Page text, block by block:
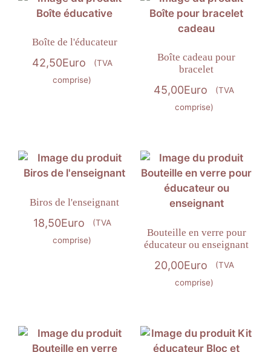
Boîte de l'éducateur
42,50Euro
(TVA
comprise)
Boîte cadeau pour
bracelet
45,00Euro
(TVA
comprise)
Biros de l'enseignant
18,50Euro
(TVA
comprise)
Bouteille en verre pour
éducateur ou enseignant
20,00Euro
(TVA
comprise)